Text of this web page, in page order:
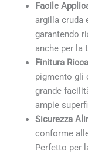
Facile
argilla cruda
garantendo
anche per la
Finitura
pigmento gli
grande
ampie
Sicurezza
conforme
Perfetto per